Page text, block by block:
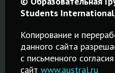
СВОЁМ
городе!
Простая
процедура
за
Students
Копирование и
данного сайта
c письменного
сайт www.austral.ru